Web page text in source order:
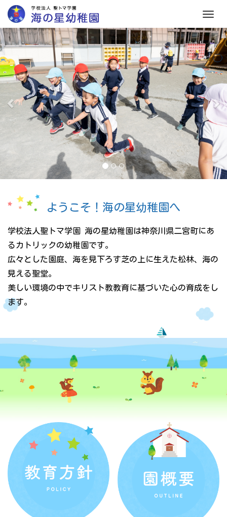
M
e
n
u
前
次
へ
ようこそ！海の星幼稚園へ
学校法人聖トマ学園 海の星幼稚園は神奈川県二宮町にあ
るカトリックの幼稚園です。
広々とした園庭、海を見下ろす芝の上に生えた松林、海の
見える聖堂。
美しい環境の中でキリスト教教育に基づいた心の育成をし
ます。